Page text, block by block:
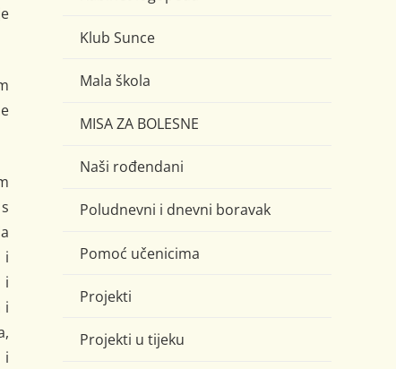
i
i
i
i
Klub Sunce
Mala škola
MISA ZA BOLESNE
Naši rođendani
Poludnevni i dnevni boravak
Pomoć učenicima
Projekti
Projekti u tijeku